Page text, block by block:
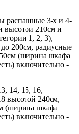
распашные 3-х и 4-
высотой 210см и
1, 2, 3),
200см, радиусные
(ширина шкафа
включительно -
14, 15, 16,
высотой 240см,
(ширина шкафа
включительно -